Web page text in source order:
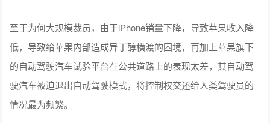
至于为何大规模裁员，由于iPhone销量下降，导致苹果收入降
低，导致给苹果内部造成异丁醇横渡的困境，再加上苹果旗下
的自动驾驶汽车试验平台在公共道路上的表现太差，其自动驾
驶汽车被迫退出自动驾驶模式，将控制权交还给人类驾驶员的
情况最为频繁。